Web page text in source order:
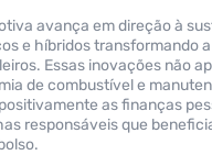
avança em direção à
e híbridos transformando
Essas inovações não
de combustível e
as finanças
responsáveis que